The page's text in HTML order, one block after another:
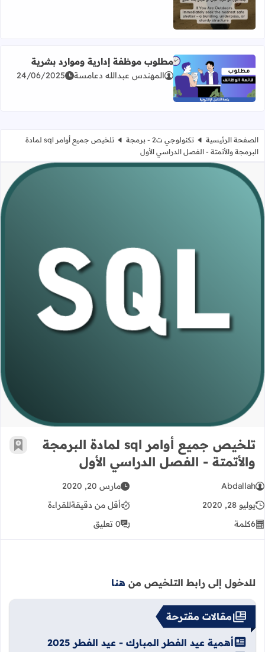
اقرأ المزيد عن مطلوب موظفة إدارية وموارد بشرية
مطلوب موظفة إدارية وموارد بشرية
المهندس عبدالله دعامسة 24/06/2025
الصفحة الرئيسية تكنولوجي ت2 - برمجة
تلخيص جميع أوامر sql لمادة
البرمجة والأتمتة - الفصل الدراسي الأول
تلخيص جميع أوامر sql لمادة البرمجة والأتمتة - الفصل الدراسي الأول
تلخيص جميع أوامر sql لمادة البرمجة
والأتمتة - الفصل الدراسي الأول
أضف
Abdallah
مارس 20, 2020
يوليو 28, 2020
أقل من دقيقةللقراءة
6كلمة 0 تعليق
للدخول إلى رابط التلخيص من هنا
مقالات مقترحة
أهمية عيد الفطر المبارك - عيد الفطر 2025